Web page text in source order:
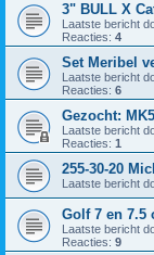
3" BULL X
Laatste bericht
Reacties: 4
Set Meribel
Laatste bericht
Reacties: 6
Gezocht:
Laatste bericht
Reacties: 1
255-30-20
Laatste bericht
Golf 7 en 7.5
Laatste bericht
Reacties: 9